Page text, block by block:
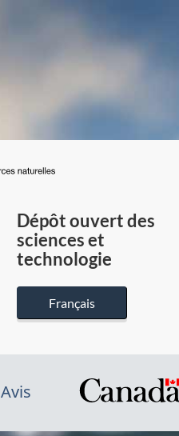
du
Canada
Dépôt ouvert des
sciences et
technologie
Français
Avis